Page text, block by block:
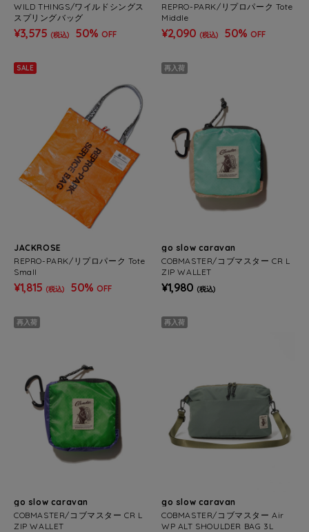
WILD THINGS/ワイルドシングス
スプリングバッグ
¥3,575 (税込) 50% OFF
REPRO-PARK/リプロパーク Tote
Middle
¥2,090 (税込) 50% OFF
SALE
JACKROSE
REPRO-PARK/リプロパーク Tote
Small
¥1,815 (税込) 50% OFF
再入荷
go slow caravan
COBMASTER/コブマスター CR L
ZIP WALLET
¥1,980 (税込)
再入荷
go slow caravan
COBMASTER/コブマスター CR L
ZIP WALLET
再入荷
go slow caravan
COBMASTER/コブマスター Air
WP ALT SHOULDER BAG 3L